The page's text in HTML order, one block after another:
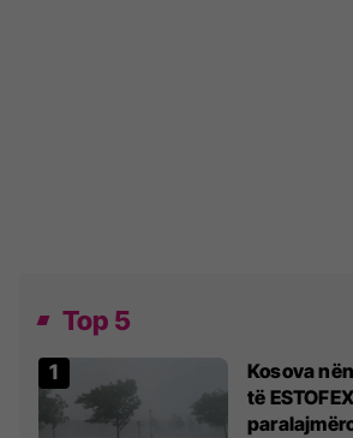
Top 5
Kosova
të